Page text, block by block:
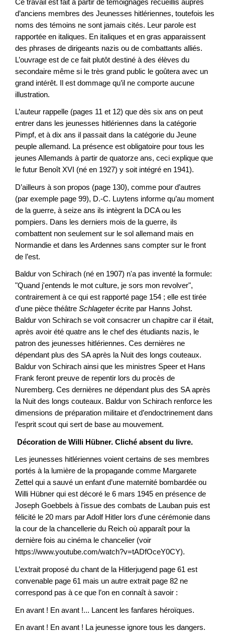
d’anciens membres des Jeunesses hitlériennes, toutefois les
noms des témoins ne sont jamais cités. Leur parole est
rapportée en italiques. En italiques et en gras apparaissent
des phrases de dirigeants nazis ou de combattants alliés.
L’ouvrage est de ce fait plutôt destiné à des élèves du
secondaire même si le très grand public le goûtera avec un
grand intérêt. Il est dommage qu’il ne comporte aucune
illustration.
L’auteur rappelle (pages 11 et 12) que dès six ans on peut
entrer dans les jeunesses hitlériennes dans la catégorie
Pimpf, et à dix ans il passait dans la catégorie du Jeune
peuple allemand. La présence est obligatoire pour tous les
jeunes Allemands à partir de quatorze ans, ceci explique que
le futur Benoît XVI (né en 1927) y soit intégré en 1941).
D’ailleurs à son propos (page 130), comme pour d’autres
(par exemple page 99), D.-C. Luytens informe qu’au moment
de la guerre, à seize ans ils intègrent la DCA ou les
pompiers. Dans les derniers mois de la guerre, ils
combattent non seulement sur le sol allemand mais en
Normandie et dans les Ardennes sans compter sur le front
de l’est.
Baldur von Schirach (né en 1907) n'a pas inventé la formule:
"Quand j'entends le mot culture, je sors mon revolver",
contrairement à ce qui est rapporté page 154 ; elle est tirée
d'une pièce théâtre Schlageterécrite par Hanns Johst.
Baldur von Schirach se voit consacrer un chapitre car il était,
après avoir été quatre ans le chef des étudiants nazis, le
patron des jeunesses hitlériennes. Ces dernières ne
dépendant plus des SA après la Nuit des longs couteaux.
Baldur von Schirach ainsi que les ministres Speer et Hans
Frank feront preuve de repentir lors du procès de
Nuremberg. Ces dernières ne dépendant plus des SA après
la Nuit des longs couteaux. Baldur von Schirach renforce les
dimensions de préparation militaire et d’endoctrinement dans
l’esprit scout qui sert de base au mouvement.
Décoration de Willi Hübner. Cliché absent du livre.
Les jeunesses hitlériennes voient certains de ses membres
portés à la lumière de la propagande comme Margarete
Zettel qui a sauvé un enfant d’une maternité bombardée ou
Willi Hübner qui est décoré le 6 mars 1945 en présence de
Joseph Goebbels à l'issue des combats de Lauban puis est
félicité le 20 mars par Adolf Hitler lors d'une cérémonie dans
la cour de la chancellerie du Reich où apparaît pour la
dernière fois au cinéma le chancelier (voir
https://www.youtube.com/watch?v=tADfOceY0CY).
L’extrait proposé du chant de la Hitlerjugend page 61 est
convenable page 61 mais un autre extrait page 82 ne
correspond pas à ce que l’on en connaît à savoir :
En avant ! En avant !... Lancent les fanfares héroïques.
En avant ! En avant ! La jeunesse ignore tous les dangers.